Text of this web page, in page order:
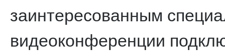
заинтересованным
видеоконференции